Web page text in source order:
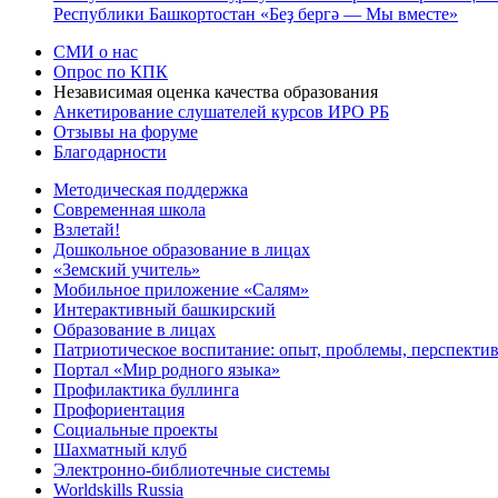
Республики Башкортостан «Беҙ бергә — Мы вместе»
СМИ о нас
Опрос по КПК
Независимая оценка качества образования
Анкетирование слушателей курсов ИРО РБ
Отзывы на форуме
Благодарности
Методическая поддержка
Современная школа
Взлетай!
Дошкольное образование в лицах
«Земский учитель»
Мобильное приложение «Салям»
Интерактивный башкирский
Образование в лицах
Патриотическое воспитание: опыт, проблемы,
Портал «Мир родного языка»
Профилактика буллинга
Профориентация
Социальные проекты
Шахматный клуб
Электронно-библиотечные системы
Worldskills Russia